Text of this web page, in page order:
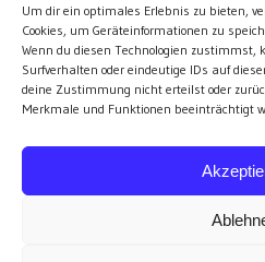
Um dir ein optimales Erlebnis zu bieten,
Cookies, um Geräteinformationen zu
Wenn du diesen Technologien zustimmst,
Surfverhalten oder eindeutige IDs auf
deine Zustimmung nicht erteilst oder
Merkmale und Funktionen beeinträchtigt
2026.07.01 Markenwert Studie
2026.07.07 Open Space im
alle